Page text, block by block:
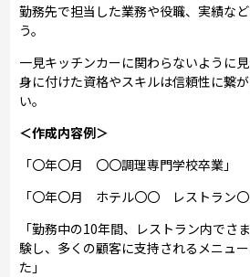
勤務先で担当した業務や役職、実績な
う。
一見キッチンカーに関わらないように見
身に付けた資格やスキルは信頼性に繋
い。
＜作成内容例＞
「〇年〇月 〇〇調理専門学校卒業」
「〇年〇月 ホテル〇〇 レストラン
「勤務中の10年間、レストラン内でさ
験し、多くの顧客に支持されるメニュ
た」